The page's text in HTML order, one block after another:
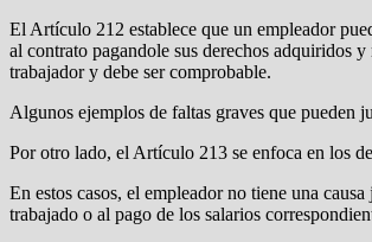
El Artículo 212 establece que un empleador
al contrato pagandole sus derechos adquiridos
trabajador y debe ser comprobable.
Algunos ejemplos de faltas graves que pueden
Por otro lado, el Artículo 213 se enfoca en los
En estos casos, el empleador no tiene una
trabajado o al pago de los salarios